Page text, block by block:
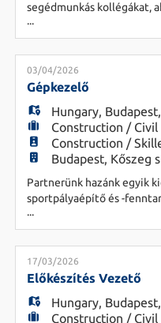
segédmunkás kollégákat,
dolgoznának aktív, fizikai
országosan és külföldön
országos és külföldi
rendszeres utazást és
helyszíneket igényel.
...
03/04/2026
Gépkezelő
Hungary, Budapest,
Construction /
Construction /
Budapest, Kőszeg
Partnerünk hazánk egyik
sportpályaépítő és -
munkavégzésre keres
csapatába. A munkakör
ezért rendszeres utazást
munkavégzési
Sportpályák és
...
17/03/2026
Előkészítés Vezető
Hungary, Budapest,
Construction /